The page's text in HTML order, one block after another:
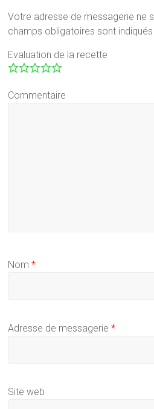
Votre adresse de messagerie ne
champs obligatoires sont
Evaluation de la recette
Commentaire
Nom*
Adresse de messagerie*
Site web